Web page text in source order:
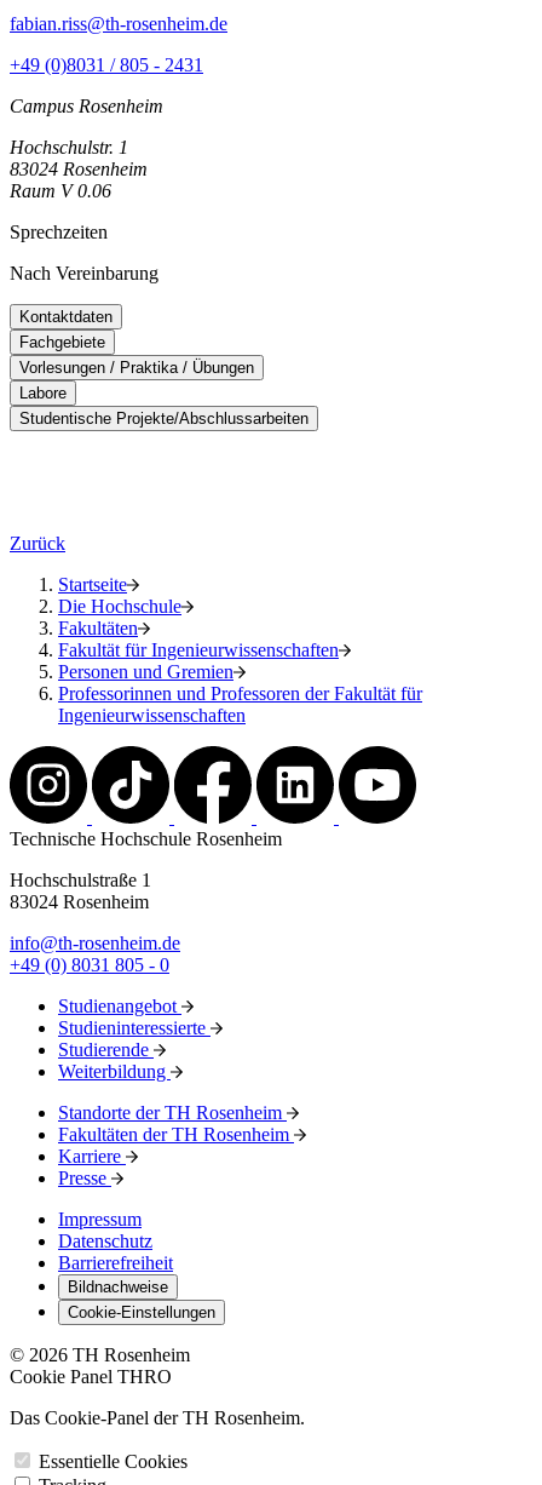
fabian.riss@th-rosenheim.de
+49 (0)8031 / 805 - 2431
Campus Rosenheim
Hochschulstr. 1
83024 Rosenheim
Raum V 0.06
Sprechzeiten
Nach Vereinbarung
Kontaktdaten
Fachgebiete
Vorlesungen / Praktika / Übungen
Labore
Studentische Projekte/Abschlussarbeiten
Zurück
Startseite
Die Hochschule
Fakultäten
Fakultät für Ingenieurwissenschaften
Personen und Gremien
Professorinnen und Professoren der Fakultät für
Ingenieurwissenschaften
Technische Hochschule Rosenheim
Hochschulstraße 1
83024 Rosenheim
info@th-rosenheim.de
+49 (0) 8031 805 - 0
Studienangebot
Studieninteressierte
Studierende
Weiterbildung
Standorte der TH Rosenheim
Fakultäten der TH Rosenheim
Karriere
Presse
Impressum
Datenschutz
Barrierefreiheit
Bildnachweise
Cookie-Einstellungen
© 2026 TH Rosenheim
Cookie Panel THRO
Das Cookie-Panel der TH Rosenheim.
Essentielle Cookies